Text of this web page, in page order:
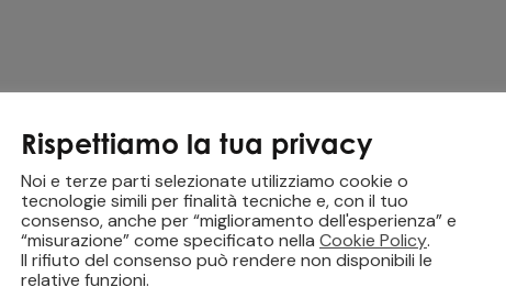
una lunga durata
Rispettiamo la tua privacy
Noi e terze parti selezionate utilizziamo cookie o
tecnologie simili per finalità tecniche e, con il tuo
consenso, anche per “miglioramento dell'esperienza” e
“misurazione” come specificato nella Cookie Policy.
Il rifiuto del consenso può rendere non disponibili le
relative funzioni.